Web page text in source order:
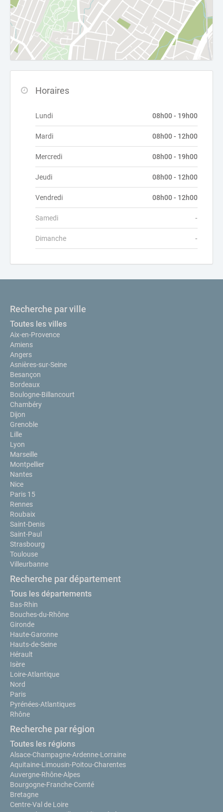
Horaires
Lundi 08h00 - 19h00
Mardi 08h00 - 12h00
Mercredi 08h00 - 19h00
Jeudi 08h00 - 12h00
Vendredi 08h00 - 12h00
Samedi -
Dimanche -
Recherche par ville
Toutes les villes
Aix-en-Provence
Amiens
Angers
Asnières-sur-Seine
Besançon
Bordeaux
Boulogne-Billancourt
Chambéry
Dijon
Grenoble
Lille
Lyon
Marseille
Montpellier
Nantes
Nice
Paris 15
Rennes
Roubaix
Saint-Denis
Saint-Paul
Strasbourg
Toulouse
Villeurbanne
Recherche par département
Tous les départements
Bas-Rhin
Bouches-du-Rhône
Gironde
Haute-Garonne
Hauts-de-Seine
Hérault
Isère
Loire-Atlantique
Nord
Paris
Pyrénées-Atlantiques
Rhône
Recherche par région
Toutes les régions
Alsace-Champagne-Ardenne-Lorraine
Aquitaine-Limousin-Poitou-Charentes
Auvergne-Rhône-Alpes
Bourgogne-Franche-Comté
Bretagne
Centre-Val de Loire